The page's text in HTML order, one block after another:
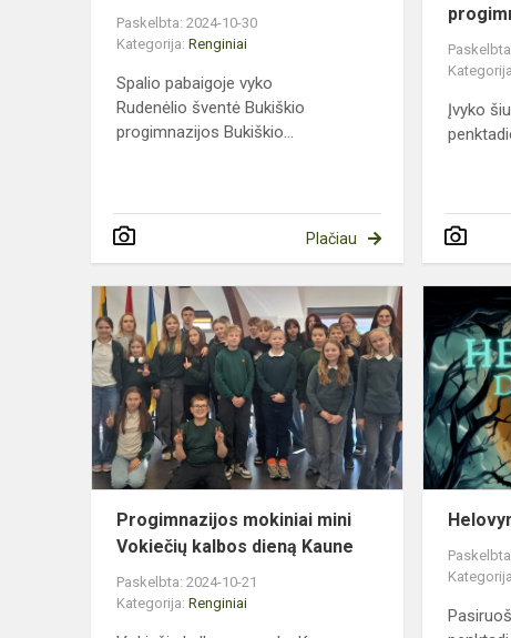
Paskelbta: 2024-10-30
Kategorija: Renginiai
Spalio pabaigoje vyko
Rudenėlio šventė Bukiškio
progimnazijos Bukiškio...
Plačiau
Įvyko
mokiniai
mini
Vokiečių
kalbos
dieną
Kaune
Progimnazijos mokiniai mini
Vokiečių kalbos dieną Kaune
Paskelbta: 2024-10-21
Kategorija: Renginiai